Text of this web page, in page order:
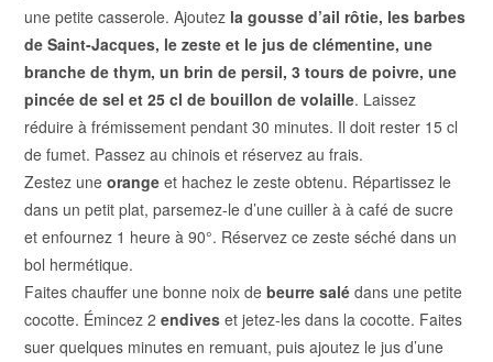
une petite casserole. Ajoutez la gousse d’ail rôtie, les barbes
de Saint-Jacques, le zeste et le jus de clémentine, une
branche de thym, un brin de persil, 3 tours de poivre, une
pincée de sel et 25 cl de bouillon de volaille. Laissez
réduire à frémissement pendant 30 minutes. Il doit rester 15 cl
de fumet. Passez au chinois et réservez au frais.
Zestez uneorange et hachez le zeste obtenu. Répartissez le
dans un petit plat, parsemez-le d’une cuiller à à café de sucre
et enfournez 1 heure à 90°. Réservez ce zeste séché dans un
bol hermétique.
Faites chauffer une bonne noix debeurre salé dans une petite
cocotte. Émincez 2endiveset jetez-les dans la cocotte. Faites
suer quelques minutes en remuant, puis ajoutez le jus d’une